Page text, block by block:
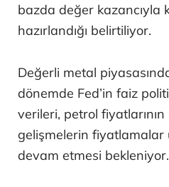
bazda değer kazancıyla
hazırlandığı belirtiliyor.
Değerli metal
dönemde Fed’in faiz
verileri, petrol
gelişmelerin fiyatlamalar
devam etmesi bekleniyor.